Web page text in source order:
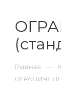
Главная —